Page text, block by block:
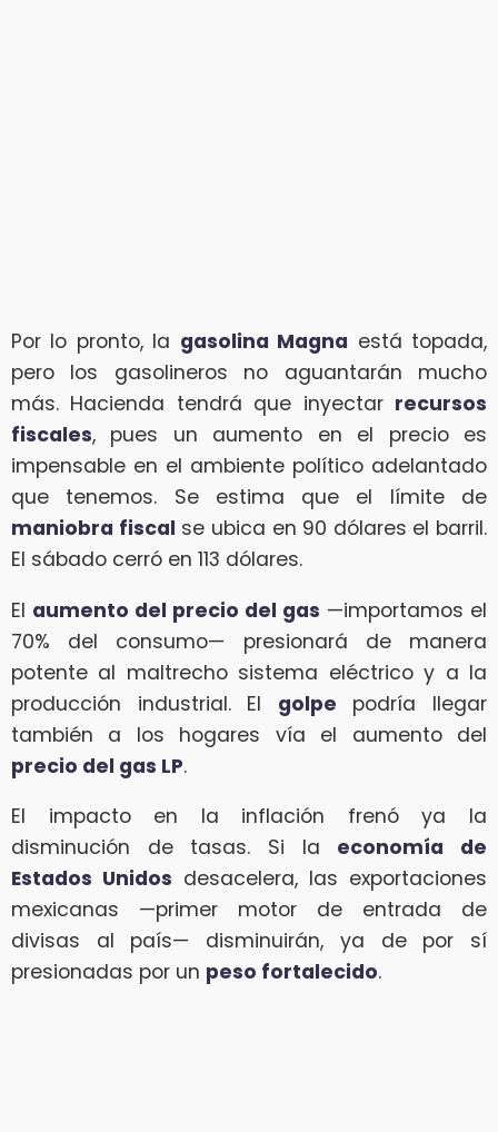
Por lo pronto, la gasolina Magna está topada,
pero los gasolineros no aguantarán mucho
más. Hacienda tendrá que inyectar recursos
fiscales, pues un aumento en el precio es
impensable en el ambiente político adelantado
que tenemos. Se estima que el límite de
maniobra fiscal se ubica en 90 dólares el barril.
El sábado cerró en 113 dólares.
El aumento del precio del gas —importamos el
70% del consumo— presionará de manera
potente al maltrecho sistema eléctrico y a la
producción industrial. El golpe podría llegar
también a los hogares vía el aumento del
precio del gas LP.
El impacto en la inflación frenó ya la
disminución de tasas. Si la economía de
Estados Unidos desacelera, las exportaciones
mexicanas —primer motor de entrada de
divisas al país— disminuirán, ya de por sí
presionadas por un peso fortalecido.